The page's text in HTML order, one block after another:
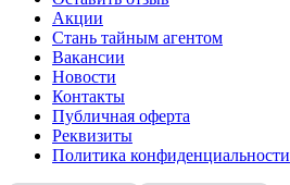
Акции
Стань тайным агентом
Вакансии
Новости
Контакты
Публичная оферта
Реквизиты
Политика конфиденциальности